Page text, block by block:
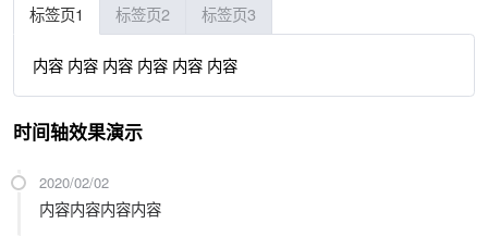
标签页1 标签页2 标签页3
内容 内容 内容 内容 内容 内容
时间轴效果演示
2020/02/02
内容内容内容内容